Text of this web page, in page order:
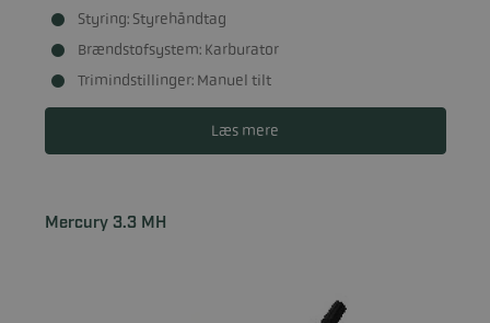
Styring: Styrehåndtag
Brændstofsystem: Karburator
Trimindstillinger: Manuel tilt
Læs mere
Mercury 3.3 MH